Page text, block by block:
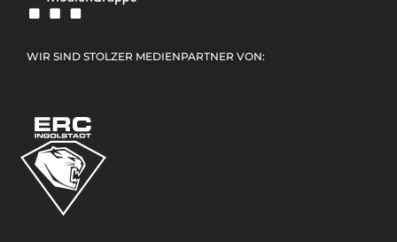
WIR SIND STOLZER MEDIENPARTNER VON: